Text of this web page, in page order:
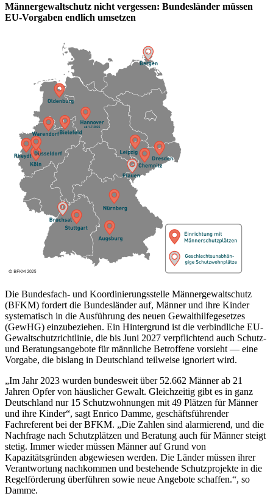
Männergewaltschutz nicht vergessen: Bundesländer müssen
EU-Vorgaben endlich umsetzen
Die Bundesfach- und Koordinierungsstelle Männergewaltschutz
(BFKM) fordert die Bundesländer auf, Männer und ihre Kinder
systematisch in die Ausführung des neuen Gewalthilfegesetzes
(GewHG) einzubeziehen. Ein Hintergrund ist die verbindliche EU-
Gewaltschutzrichtlinie, die bis Juni 2027 verpflichtend auch Schutz-
und Beratungsangebote für männliche Betroffene vorsieht — eine
Vorgabe, die bislang in Deutschland teilweise ignoriert wird.
„Im Jahr 2023 wurden bundesweit über 52.662 Männer ab 21
Jahren Opfer von häuslicher Gewalt. Gleichzeitig gibt es in ganz
Deutschland nur 15 Schutzwohnungen mit 49 Plätzen für Männer
und ihre Kinder“, sagt Enrico Damme, geschäftsführender
Fachreferent bei der BFKM. „Die Zahlen sind alarmierend, und die
Nachfrage nach Schutzplätzen und Beratung auch für Männer steigt
stetig. Immer wieder müssen Männer auf Grund von
Kapazitätsgründen abgewiesen werden. Die Länder müssen ihrer
Verantwortung nachkommen und bestehende Schutzprojekte in die
Regelförderung überführen sowie neue Angebote schaffen.“, so
Damme.